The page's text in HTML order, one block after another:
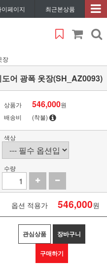
이페이지 최근본상품
장
어 광폭 옷장(SH_AZ0093)
상품가 546,000원
배송비
(착불)
색상
수량
옵션 적용가 546,000원
관심상품 장바구니
구매하기